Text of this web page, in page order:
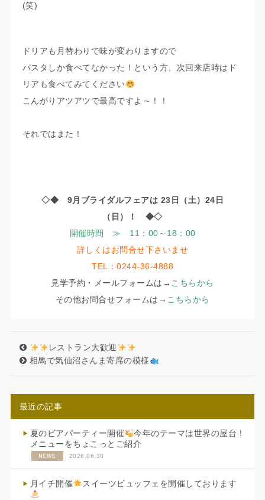
(笑)
ドリアも月替わりで味が変わりますので
パスタしか食べてなかった！という方、次回来店時はド
リアも食べてみてください
こんがりアツアツで最高ですよ～！！
それではまた！
◇◆ 9月ブライダルフェアは 23日（土）24日
（日）！ ◆◇
開催時間 ≫ 11：00～18：00
詳しくはお問合せ下さいませ
TEL：0244-36-4888
見学予約・メールフォームは→ こちらから
その他お問合せフォームは→ こちらから
レストラン大歓迎
相馬で気仙沼さんま寄席の模様
最近の記事
夏のビアパーティー開催
今年のテーマは世界の屋台！
メニューをちょこっとご紹介
NEWS 2026.06.30
月イチ開催 スイーツビュッフェを開催しております